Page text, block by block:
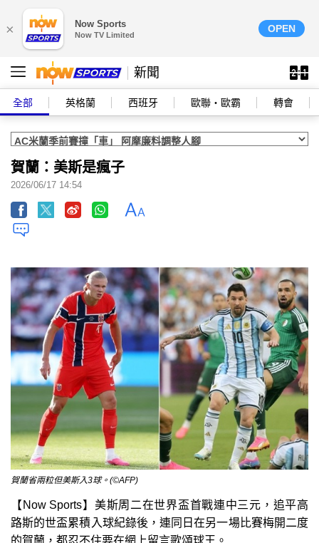
× Now Sports
Now TV Limited
OPEN
新聞
全部 英格蘭 西班牙 歐聯‧歐霸 轉會
賀蘭：美斯是瘋子
2026/06/17 14:54
賀蘭省兩粒但美斯入3球。(©AFP)
【Now Sports】美斯周二在世界盃首戰連中三元，追平高
路斯的世盃累積入球紀錄後，連同日在另一場比賽梅開二度